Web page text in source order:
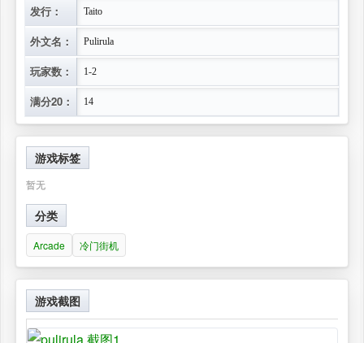
发行： Taito
外文名： Pulirula
玩家数： 1-2
满分20： 14
游戏标签
暂无
分类
Arcade 冷门街机
游戏截图